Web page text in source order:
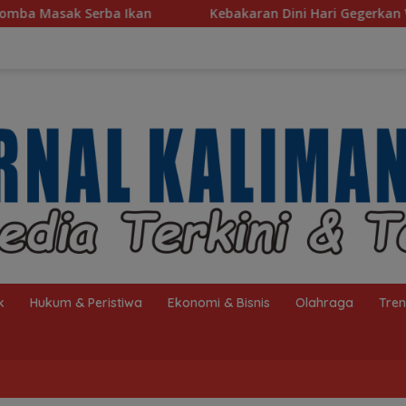
Kebakaran Dini Hari Gegerkan Warga Kelayan B, Dua Rumah
Hukum & Peristiwa Ekonomi & Bisnis Olahraga